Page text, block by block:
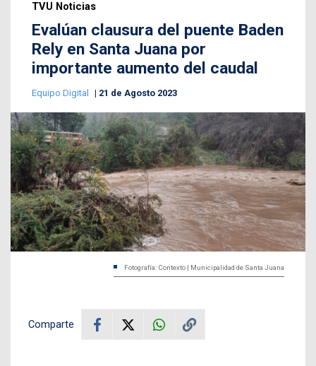
TVU Noticias
Evalúan clausura del puente Baden
Rely en Santa Juana por
importante aumento del caudal
Equipo Digital 21 de Agosto 2023
Fotografía: Contexto | Municipalidad de Santa Juana
Comparte